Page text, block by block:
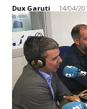
Dux Garuti - 14/04/